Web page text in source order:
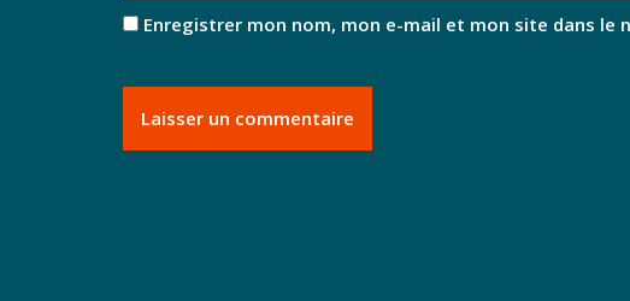
Enregistrer mon nom, mon e-mail et mon site dans